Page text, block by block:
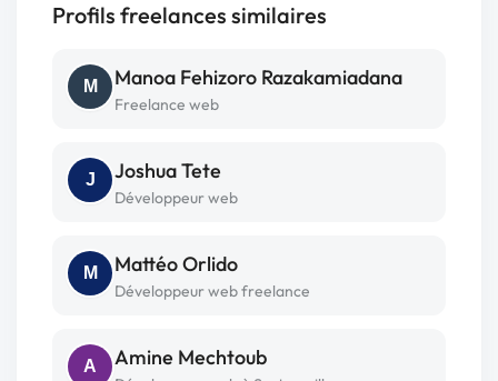
Profils freelances similaires
M Manoa Fehizoro Razakamiadana
Freelance web
J Joshua Tete
Développeur web
M Mattéo Orlido
Développeur web freelance
A Amine Mechtoub